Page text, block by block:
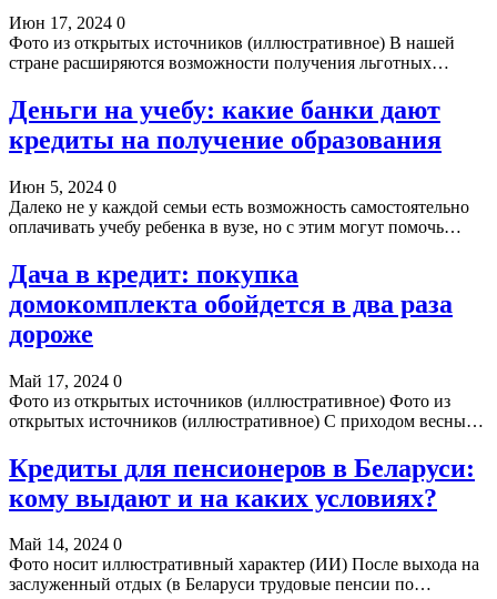
Июн 17, 2024 0
Фото из открытых источников (иллюстративное) В нашей
стране расширяются возможности получения льготных…
Деньги на учебу: какие банки дают
кредиты на получение образования
Июн 5, 2024 0
Далеко не у каждой семьи есть возможность самостоятельно
оплачивать учебу ребенка в вузе, но с этим могут помочь…
Дача в кредит: покупка
домокомплекта обойдется в два раза
дороже
Май 17, 2024 0
Фото из открытых источников (иллюстративное) Фото из
открытых источников (иллюстративное) С приходом весны…
Кредиты для пенсионеров в Беларуси:
кому выдают и на каких условиях?
Май 14, 2024 0
Фото носит иллюстративный характер (ИИ) После выхода на
заслуженный отдых (в Беларуси трудовые пенсии по…